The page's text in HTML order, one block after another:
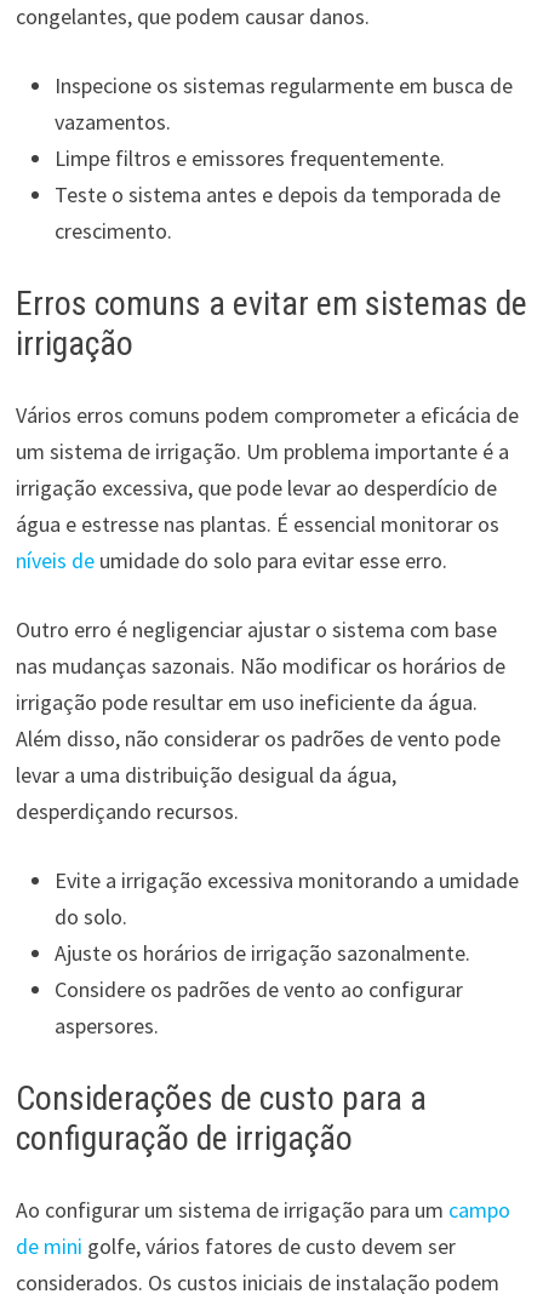
congelantes, que podem causar danos.
Inspecione os sistemas regularmente em busca de
vazamentos.
Limpe filtros e emissores frequentemente.
Teste o sistema antes e depois da temporada de
crescimento.
Erros comuns a evitar em sistemas de
irrigação
Vários erros comuns podem comprometer a eficácia de
um sistema de irrigação. Um problema importante é a
irrigação excessiva, que pode levar ao desperdício de
água e estresse nas plantas. É essencial monitorar os
níveis deumidade do solo para evitar esse erro.
Outro erro é negligenciar ajustar o sistema com base
nas mudanças sazonais. Não modificar os horários de
irrigação pode resultar em uso ineficiente da água.
Além disso, não considerar os padrões de vento pode
levar a uma distribuição desigual da água,
desperdiçando recursos.
Evite a irrigação excessiva monitorando a umidade
do solo.
Ajuste os horários de irrigação sazonalmente.
Considere os padrões de vento ao configurar
aspersores.
Considerações de custo para a
configuração de irrigação
Ao configurar um sistema de irrigação para um campo
de mini golfe, vários fatores de custo devem ser
considerados. Os custos iniciais de instalação podem